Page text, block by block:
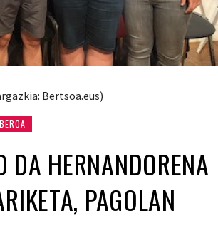
Bertsoa.eus)
DA HERNANDORENA
PAGOLAN